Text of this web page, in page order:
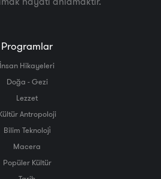
Programlar
İnsan Hikayeleri
Doğa - Gezi
Lezzet
Antropoloji
Bilim Teknoloji̇
Macera
Popüler Kültür